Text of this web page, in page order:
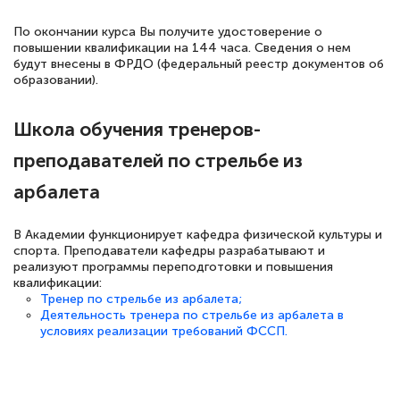
По окончании курса Вы получите удостоверение о
повышении квалификации на 144 часа. Сведения о нем
будут внесены в ФРДО (федеральный реестр документов об
образовании).
Школа обучения тренеров-
преподавателей по стрельбе из
арбалета
В Академии функционирует кафедра физической культуры и
спорта. Преподаватели кафедры разрабатывают и
реализуют программы переподготовки и повышения
квалификации:
Тренер по стрельбе из арбалета;
Деятельность тренера по стрельбе из арбалета в
условиях реализации требований ФССП.